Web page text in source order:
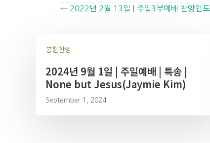
Posts
← 2022년 2월 13일 | 주일3부예배 찬양인도
봉헌찬양
2024년 9월 1일 | 주일예배 | 특송 |
None but Jesus(Jaymie Kim)
September 1, 2024